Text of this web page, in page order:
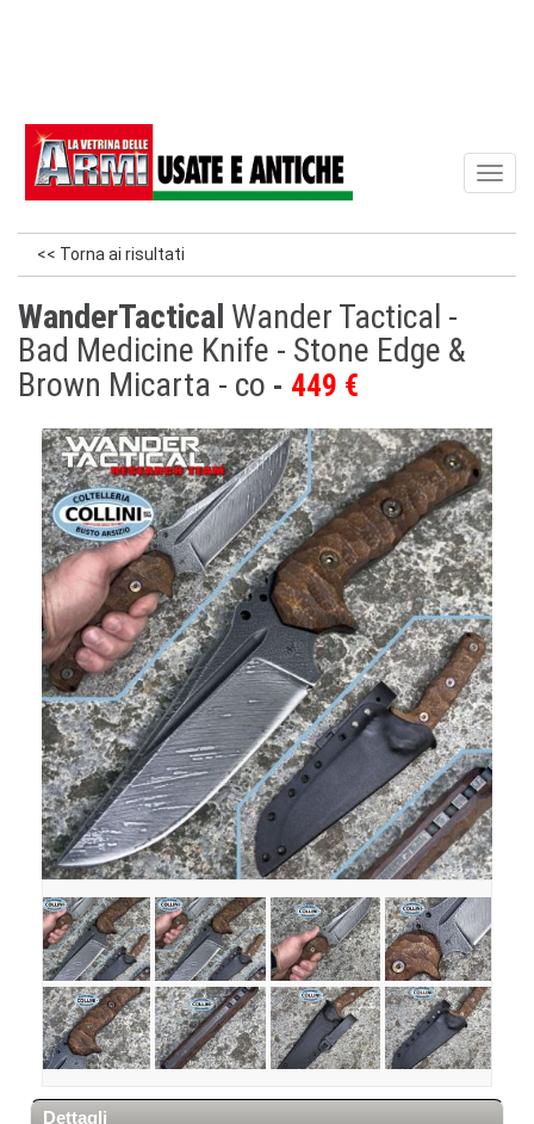
<< Torna ai risultati
WanderTactical Wander Tactical -
Bad Medicine Knife - Stone Edge &
Brown Micarta - co
449 €
Dettagli